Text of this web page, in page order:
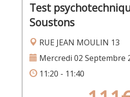
Test
Soustons
RUE JEAN MOULIN 13
Mercredi 02 Septembre
11:20 - 11:40